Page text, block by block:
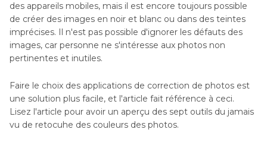
des appareils mobiles, mais il est encore toujours possible
de créer des images en noir et blanc ou dans des teintes
imprécises. Il n'est pas possible d'ignorer les défauts des
images, car personne ne s'intéresse aux photos non
pertinentes et inutiles.
Faire le choix des applications de correction de photos est
une solution plus facile, et l'article fait référence à ceci.
Lisez l'article pour avoir un aperçu des sept outils du jamais
vu de retocuhe des couleurs des photos.